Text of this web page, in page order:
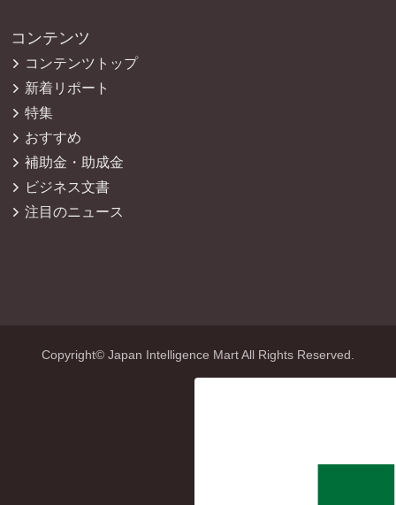
コンテンツ
コンテンツトップ
新着リポート
特集
おすすめ
補助金・助成金
ビジネス文書
注目のニュース
Copyright© Japan Intelligence Mart All Rights Reserved.